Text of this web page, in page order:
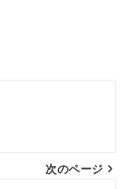
次のページ